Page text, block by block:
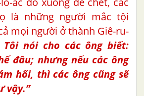
là những người mắc tội
mọi người ở thành Giê-ru-
Tôi nói cho các ông biết:
đâu; nhưng nếu các ông
hối, thì các ông cũng sẽ
vậy.”